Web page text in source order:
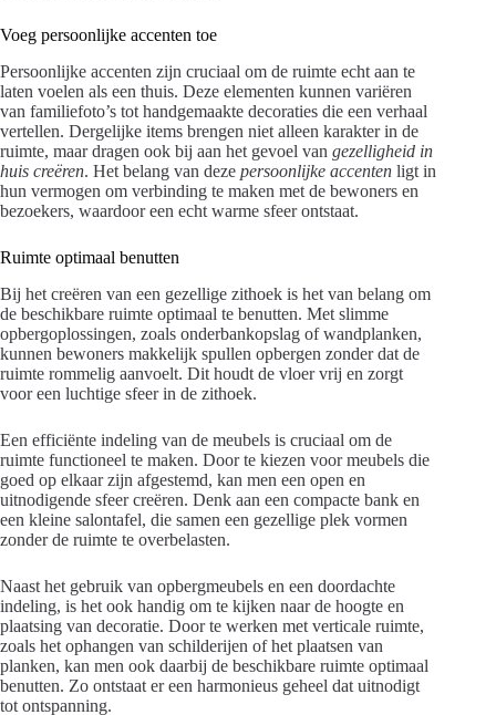
Voeg persoonlijke accenten toe
Persoonlijke accenten zijn cruciaal om de ruimte echt aan te
laten voelen als een thuis. Deze elementen kunnen variëren
van familiefoto’s tot handgemaakte decoraties die een verhaal
vertellen. Dergelijke items brengen niet alleen karakter in de
ruimte, maar dragen ook bij aan het gevoel van gezelligheid in
huis creëren. Het belang van deze persoonlijke accenten ligt in
hun vermogen om verbinding te maken met de bewoners en
bezoekers, waardoor een echt warme sfeer ontstaat.
Ruimte optimaal benutten
Bij het creëren van een gezellige zithoek is het van belang om
de beschikbare ruimte optimaal te benutten. Met slimme
opbergoplossingen, zoals onderbankopslag of wandplanken,
kunnen bewoners makkelijk spullen opbergen zonder dat de
ruimte rommelig aanvoelt. Dit houdt de vloer vrij en zorgt
voor een luchtige sfeer in de zithoek.
Een efficiënte indeling van de meubels is cruciaal om de
ruimte functioneel te maken. Door te kiezen voor meubels die
goed op elkaar zijn afgestemd, kan men een open en
uitnodigende sfeer creëren. Denk aan een compacte bank en
een kleine salontafel, die samen een gezellige plek vormen
zonder de ruimte te overbelasten.
Naast het gebruik van opbergmeubels en een doordachte
indeling, is het ook handig om te kijken naar de hoogte en
plaatsing van decoratie. Door te werken met verticale ruimte,
zoals het ophangen van schilderijen of het plaatsen van
planken, kan men ook daarbij de beschikbare ruimte optimaal
benutten. Zo ontstaat er een harmonieus geheel dat uitnodigt
tot ontspanning.